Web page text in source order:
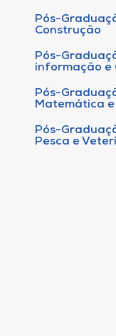
Pós-
Construção
Pós-
informação e
Pós-
Matemática
Pós-
Pesca e